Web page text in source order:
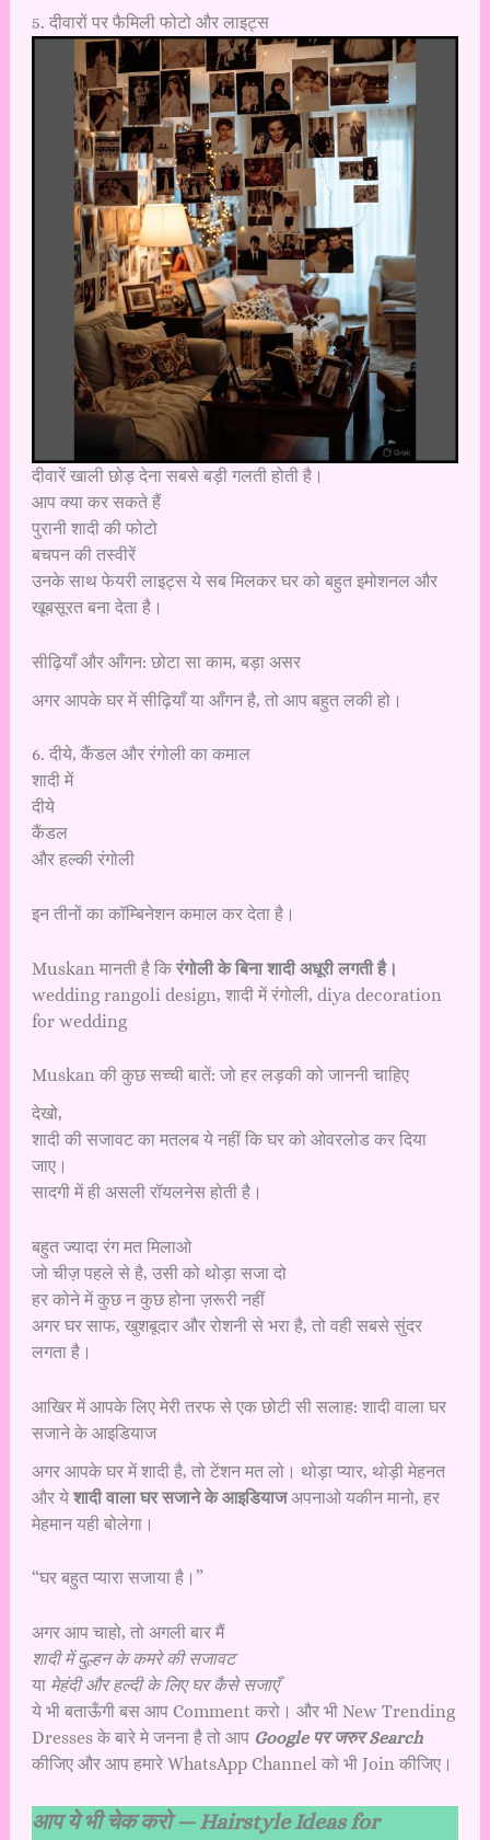
5. दीवारों पर फैमिली फोटो और लाइट्स
दीवारें खाली छोड़ देना सबसे बड़ी गलती होती है।
आप क्या कर सकते हैं
पुरानी शादी की फोटो
बचपन की तस्वीरें
उनके साथ फेयरी लाइट्स ये सब मिलकर घर को बहुत इमोशनल और
खूबसूरत बना देता है।
सीढ़ियाँ और आँगन: छोटा सा काम, बड़ा असर
अगर आपके घर में सीढ़ियाँ या आँगन है, तो आप बहुत लकी हो।
6. दीये, कैंडल और रंगोली का कमाल
शादी में
दीये
कैंडल
और हल्की रंगोली
इन तीनों का कॉम्बिनेशन कमाल कर देता है।
Muskan मानती है कि रंगोली के बिना शादी अधूरी लगती है।
wedding rangoli design, शादी में रंगोली, diya decoration
for wedding
Muskan की कुछ सच्ची बातें: जो हर लड़की को जाननी चाहिए
देखो,
शादी की सजावट का मतलब ये नहीं कि घर को ओवरलोड कर दिया
जाए।
सादगी में ही असली रॉयलनेस होती है।
बहुत ज्यादा रंग मत मिलाओ
जो चीज़ पहले से है, उसी को थोड़ा सजा दो
हर कोने में कुछ न कुछ होना ज़रूरी नहीं
अगर घर साफ, खुशबूदार और रोशनी से भरा है, तो वही सबसे सुंदर
लगता है।
आखिर में आपके लिए मेरी तरफ से एक छोटी सी सलाह: शादी वाला घर
सजाने के आइडियाज
अगर आपके घर में शादी है, तो टेंशन मत लो। थोड़ा प्यार, थोड़ी मेहनत
और ये शादी वाला घर सजाने के आइडियाजअपनाओ यकीन मानो, हर
मेहमान यही बोलेगा।
“घर बहुत प्यारा सजाया है।”
अगर आप चाहो, तो अगली बार मैं
शादी में दुल्हन के कमरे की सजावट
या मेहंदी और हल्दी के लिए घर कैसे सजाएँ
ये भी बताऊँगी बस आप Comment करो। और भी New Trending
Dresses के बारे मे जनना है तो आप Google पर जरुर Search
कीजिए और आप हमारे WhatsApp Channel को भी Join कीजिए।
आप ये भी चेक करो —Hairstyle Ideas for